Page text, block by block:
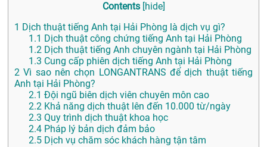
Contents [hide]
1 Dịch thuật tiếng Anh tại Hải Phòng là dịch vụ gì?
1.1 Dịch thuật công chứng tiếng Anh tại Hải Phòng
1.2 Dịch thuật tiếng Anh chuyên ngành tại Hải Phòng
1.3 Cung cấp phiên dịch tiếng Anh tại Hải Phòng
2 Vì sao nên chọn LONGANTRANS để dịch thuật tiếng
Anh tại Hải Phòng?
2.1 Đội ngũ biên dịch viên chuyên môn cao
2.2 Khả năng dịch thuật lên đến 10.000 từ/ngày
2.3 Quy trình dịch thuật khoa học
2.4 Pháp lý bản dịch đảm bảo
2.5 Dịch vụ chăm sóc khách hàng tận tâm